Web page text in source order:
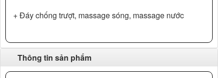
+ Đáy chống trượt, massage sóng, massage nước
Thông tin sản phẩm